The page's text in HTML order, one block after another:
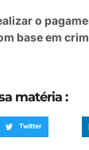
o
base em
matéria :
Twitter